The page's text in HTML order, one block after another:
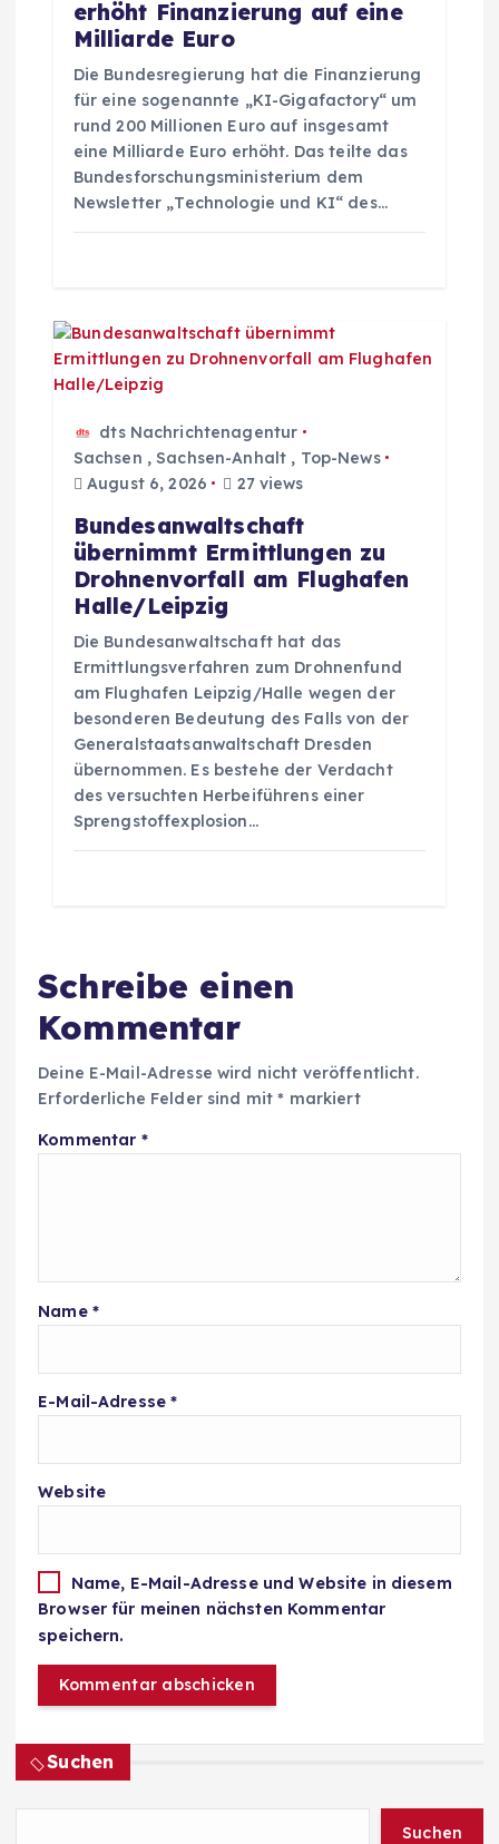
erhöht Finanzierung auf eine
Milliarde Euro
Die Bundesregierung hat die Finanzierung
für eine sogenannte „KI-Gigafactory“ um
rund 200 Millionen Euro auf insgesamt
eine Milliarde Euro erhöht. Das teilte das
Bundesforschungsministerium dem
Newsletter „Technologie und KI“ des…
dts Nachrichtenagentur
Sachsen ,Sachsen-Anhalt , Top-News
August 6, 2026
27 views
Bundesanwaltschaft
übernimmt Ermittlungen zu
Drohnenvorfall am Flughafen
Halle/Leipzig
Die Bundesanwaltschaft hat das
Ermittlungsverfahren zum Drohnenfund
am Flughafen Leipzig/Halle wegen der
besonderen Bedeutung des Falls von der
Generalstaatsanwaltschaft Dresden
übernommen. Es bestehe der Verdacht
des versuchten Herbeiführens einer
Sprengstoffexplosion…
Schreibe einen
Kommentar
Deine E-Mail-Adresse wird nicht veröffentlicht.
Erforderliche Felder sind mit* markiert
Kommentar *
Name *
E-Mail-Adresse*
Website
Name, E-Mail-Adresse und Website in diesem
Browser für meinen nächsten Kommentar
speichern.
Suchen
Suchen